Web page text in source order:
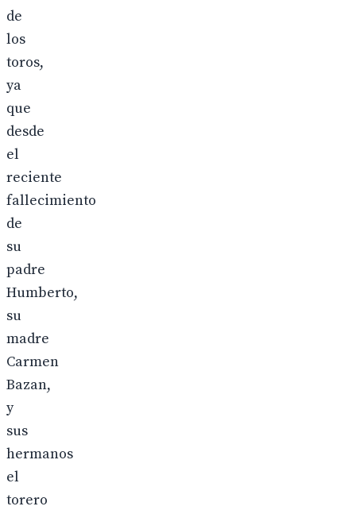
de
los
toros,
ya
que
desde
el
reciente
fallecimiento
de
su
padre
Humberto,
su
madre
Carmen
Bazan,
y
sus
hermanos
el
torero